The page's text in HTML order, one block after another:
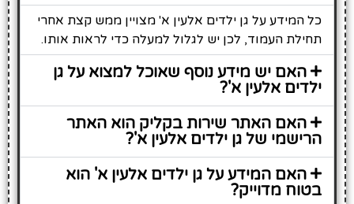
כל המידע על גן ילדים אלעין א' מצויין ממש קצת אחרי
תחילת העמוד, לכן יש לגלול למעלה כדי לראות אותו.
האם יש מידע נוסף שאוכל למצוא על גן
ילדים אלעין א'?
האם האתר שירות בקליק הוא האתר
הרישמי של גן ילדים אלעין א'?
האם המידע על גן ילדים אלעין א' הוא
בטוח מדוייק?